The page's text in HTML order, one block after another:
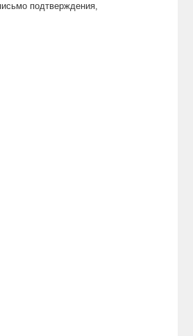
подтверждения,